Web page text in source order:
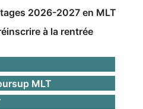
2026-2027 en MLT
à la rentrée
MLT